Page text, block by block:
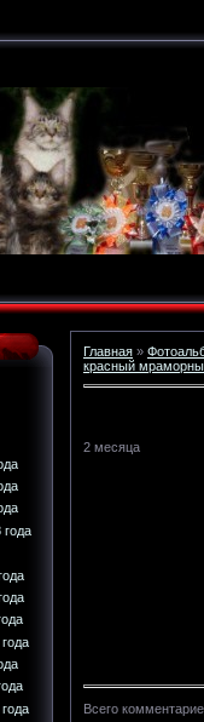
года
Главная »
красный
2 месяца
Всего